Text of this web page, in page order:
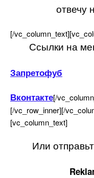
отвечу
[/
Ссылки на
Запретофу
контакте[/
[/vc_row_inner][/
[vc_column_text]
Или
R